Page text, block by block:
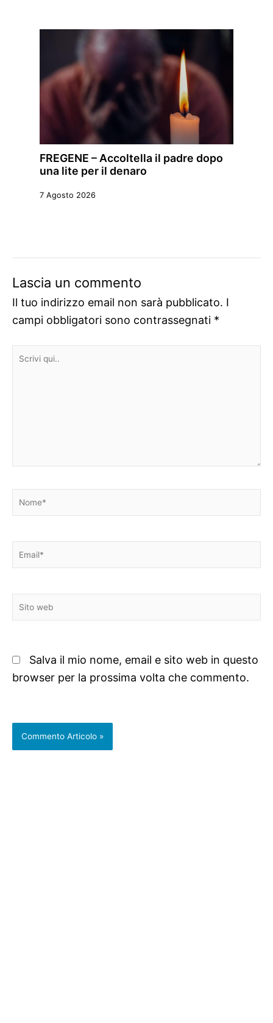
FREGENE – Accoltella il padre dopo
una lite per il denaro
7 Agosto 2026
Lascia un commento
Il tuo indirizzo email non sarà pubblicato. I
campi obbligatori sono contrassegnati *
Scrivi
Nome*
Email*
Sito
web
Salva il mio nome, email e sito web in questo
browser per la prossima volta che commento.